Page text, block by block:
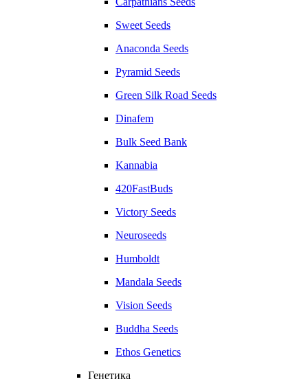
Sweet Seeds
Anaconda Seeds
Pyramid Seeds
Green Silk Road Seeds
Dinafem
Bulk Seed Bank
Kannabia
420FastBuds
Victory Seeds
Neuroseeds
Humboldt
Mandala Seeds
Vision Seeds
Buddha Seeds
Ethos Genetics
Генетика